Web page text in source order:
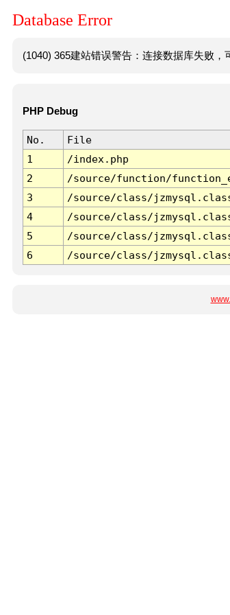
Database Error
(1040) 365建站错误警告：连接数据库失败，
PHP Debug
No. File
1
/index.php
2
/source/function/
3
/source/class/
4
/source/class/
5
/source/class/
6
/source/class/